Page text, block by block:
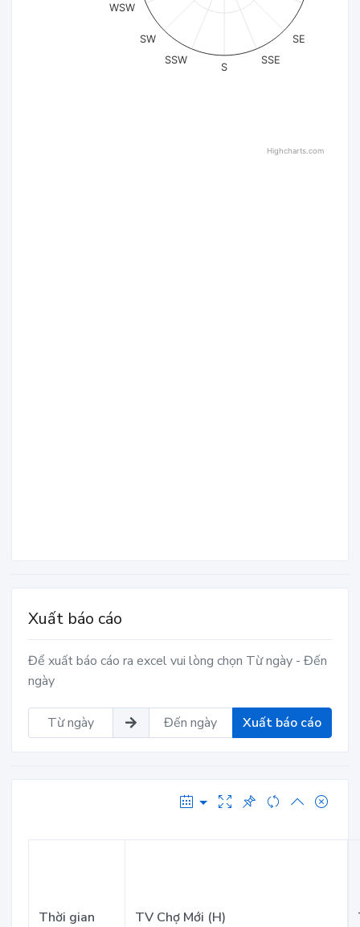
SE
SSE
S
SSW
SW
WSW
Highcharts.com
Xuất báo cáo
Để xuất báo cáo ra excel vui lòng chọn Từ ngày - Đến
ngày
Xuất báo cáo
Thời gian TV Chợ Mới (H)